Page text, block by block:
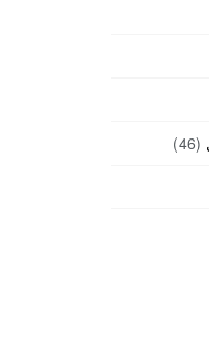
(46)